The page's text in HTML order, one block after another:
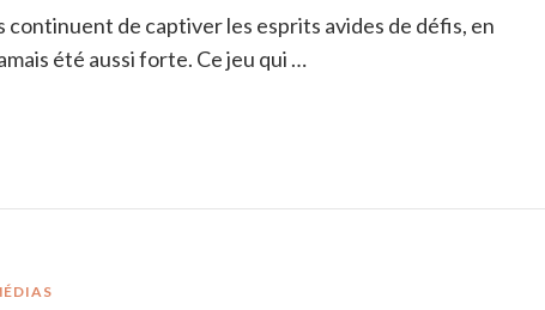
continuent de captiver les esprits avides de défis, en
été aussi forte. Ce jeu qui …